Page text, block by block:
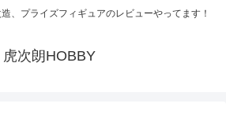
、プライズフィギュアのレビューやってます！
虎次朗HOBBY